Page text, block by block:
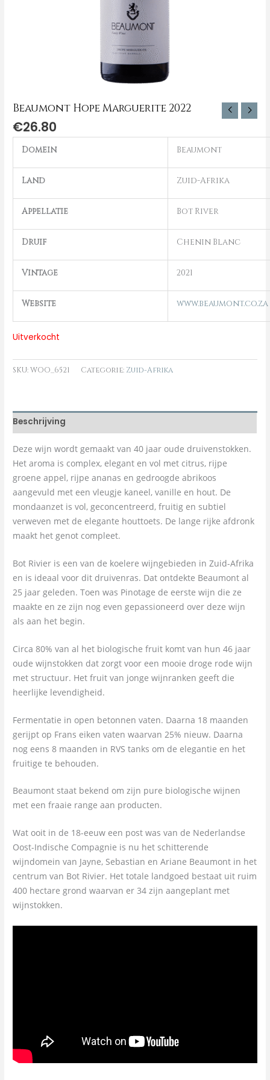
Beaumont Hope Marguerite 2022
€26.80
Domein Beaumont
Land Zuid-Afrika
Appellatie Bot River
Druif Chenin Blanc
Vintage 2021
Website www.beaumont.co.za
Uitverkocht
SKU:WOO_6521 Categorie: Zuid-Afrika
Beschrijving
Deze wijn wordt gemaakt van 40 jaar oude druivenstokken.
Het aroma is complex, elegant en vol met citrus, rijpe
groene appel, rijpe ananas en gedroogde abrikoos
aangevuld met een vleugje kaneel, vanille en hout. De
mondaanzet is vol, geconcentreerd, fruitig en subtiel
verweven met de elegante houttoets. De lange rijke afdronk
maakt het genot compleet.
Bot Rivier is een van de koelere wijngebieden in Zuid-Afrika
en is ideaal voor dit druivenras. Dat ontdekte Beaumont al
25 jaar geleden. Toen was Pinotage de eerste wijn die ze
maakte en ze zijn nog even gepassioneerd over deze wijn
als aan het begin.
Circa 80% van al het biologische fruit komt van hun 46 jaar
oude wijnstokken dat zorgt voor een mooie droge rode wijn
met structuur. Het fruit van jonge wijnranken geeft die
heerlijke levendigheid.
Fermentatie in open betonnen vaten. Daarna 18 maanden
gerijpt op Frans eiken vaten waarvan 25% nieuw. Daarna
nog eens 8 maanden in RVS tanks om de elegantie en het
fruitige te behouden.
Beaumont staat bekend om zijn pure biologische wijnen
met een fraaie range aan producten.
Wat ooit in de 18-eeuw een post was van de Nederlandse
Oost-Indische Compagnie is nu het schitterende
wijndomein van Jayne, Sebastian en Ariane Beaumont in het
centrum van Bot Rivier. Het totale landgoed bestaat uit ruim
400 hectare grond waarvan er 34 zijn aangeplant met
wijnstokken.